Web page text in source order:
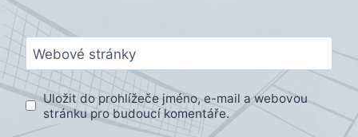
Webové stránky
Uložit do prohlížeče jméno, e-mail a webovou
stránku pro budoucí komentáře.